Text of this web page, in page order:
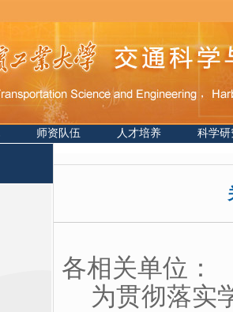
师资队伍 人才培养 科学研
各相关单位：
为贯彻落实